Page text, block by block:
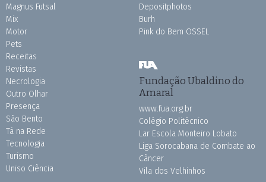
Magnus Futsal
Mix
Motor
Pets
Receitas
Revistas
Necrologia
Outro Olhar
Presença
São Bento
Tá na Rede
Tecnologia
Turismo
Uniso Ciência
Depositphotos
Burh
Pink do Bem OSSEL
Fundação Ubaldino do
Amaral
www.fua.org.br
Colégio Politécnico
Lar Escola Monteiro Lobato
Liga Sorocabana de Combate ao
Câncer
Vila dos Velhinhos